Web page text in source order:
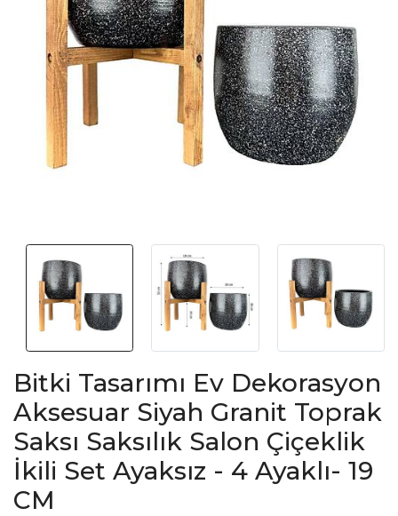
Bitki Tasarımı Ev Dekorasyon
Aksesuar Siyah Granit Toprak
Saksı Saksılık Salon Çiçeklik
İkili Set Ayaksız - 4 Ayaklı- 19
CM